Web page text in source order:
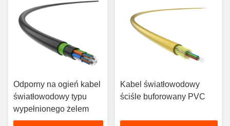
Odporny na ogień kabel
światłowodowy typu
wypełnionego żelem
Kabel światłowodowy
ściśle buforowany PVC